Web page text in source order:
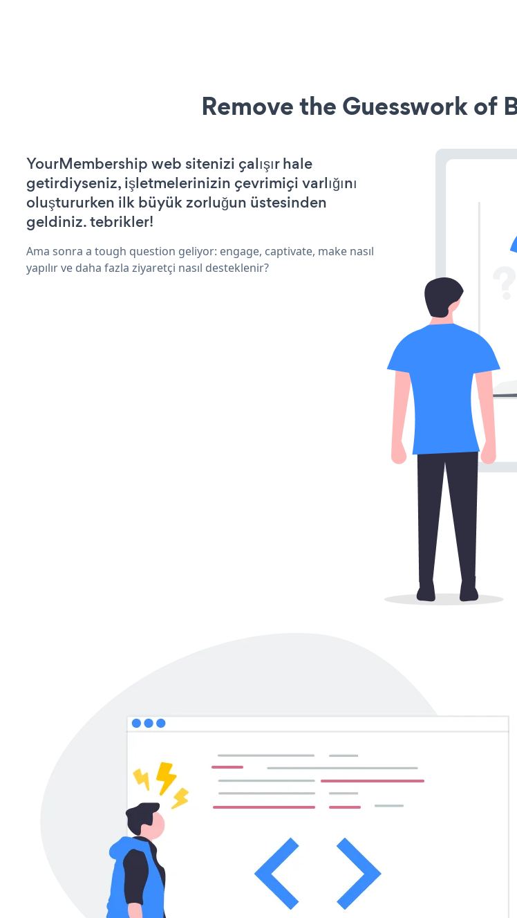
Remove the Guesswork of
YourMembership web sitenizi çalışır hale
getirdiyseniz, işletmelerinizin çevrimiçi varlığını
oluştururken ilk büyük zorluğun üstesinden
geldiniz. tebrikler!
Ama sonra a tough question geliyor: engage, captivate, make nasıl
yapılır ve daha fazla ziyaretçi nasıl desteklenir?